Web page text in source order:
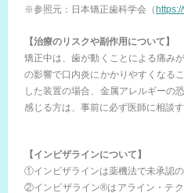
※参照元：日本矯正歯科学会（
【治療のリスクや副作用について】
矯正中は、歯が動くことによる痛み
の影響で口内炎にかかりやすくなる
した装置の場合、金属アレルギーの
感じる方は、事前に必ず医師に相談
【インビザラインについて】
①インビザラインは薬機法で未承認
②インビザライン®はアライン・テ